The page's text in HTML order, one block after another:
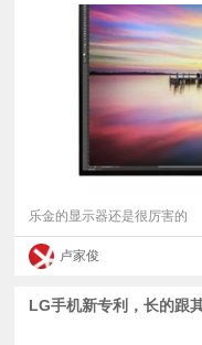
乐金的显示器还是很厉害的
卢家俊
LG手机新专利，长的跟